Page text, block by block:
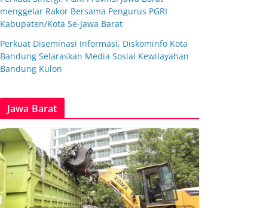
menggelar Rakor Bersama Pengurus PGRI
Kabupaten/Kota Se-Jawa Barat
Perkuat Diseminasi Informasi, Diskominfo Kota
Bandung Selaraskan Media Sosial Kewilayahan
Bandung Kulon
Jawa Barat